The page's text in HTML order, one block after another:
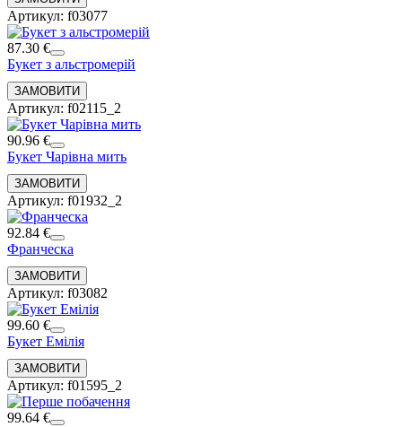
Артикул: f03077
87.30 €
Букет з альстромерій
Артикул: f02115_2
90.96 €
Букет Чарівна мить
Артикул: f01932_2
92.84 €
Франческа
Артикул: f03082
99.60 €
Букет Емілія
Артикул: f01595_2
99.64 €